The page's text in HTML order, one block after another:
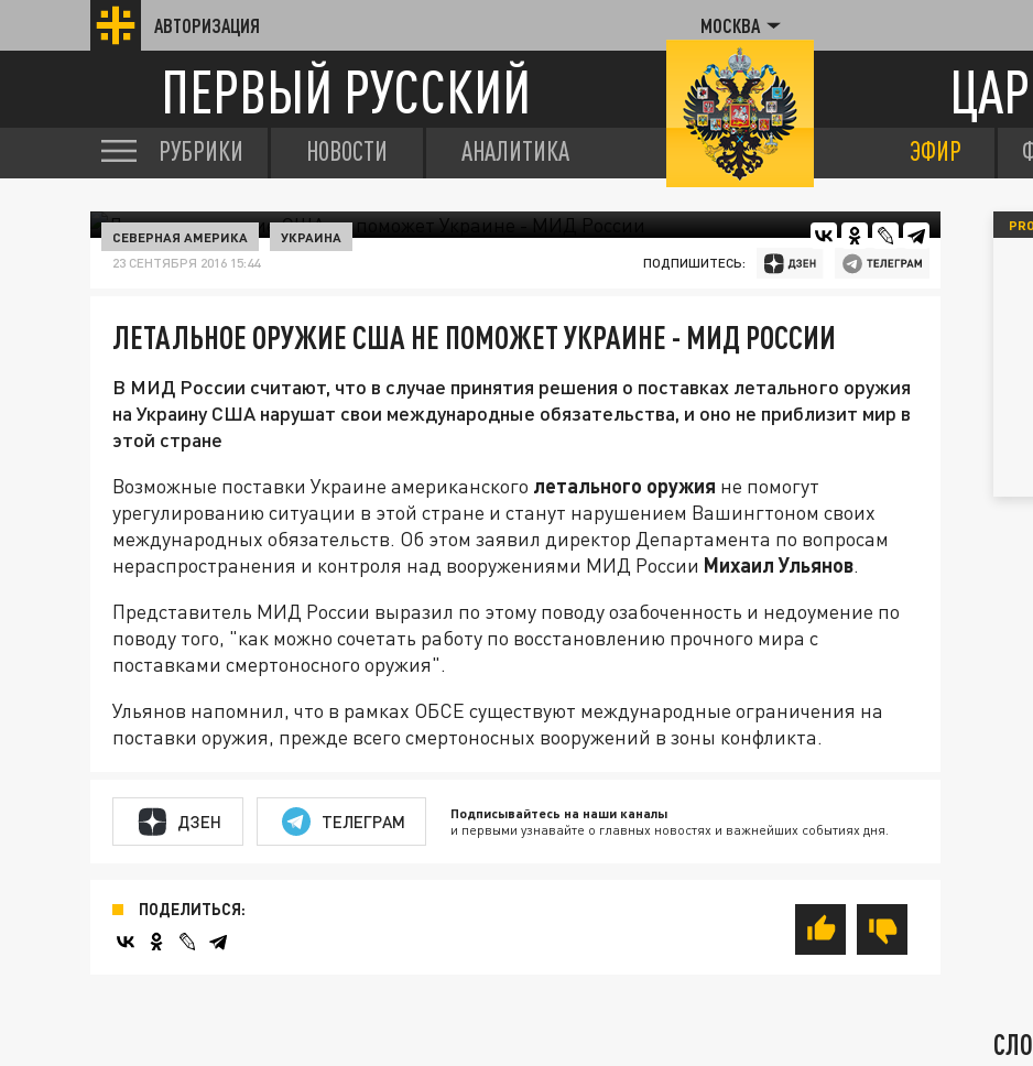
АВТОРИЗАЦИЯ МОСКВА
ПЕРВЫЙ РУССКИЙ
РУБРИКИ НОВОСТИ АНАЛИТИКА ЭФИР
СЕВЕРНАЯ АМЕРИКА УКРАИНА
23 СЕНТЯБРЯ 2016 15:44 ПОДПИШИТЕСЬ:
ЛЕТАЛЬНОЕ ОРУЖИЕ США НЕ ПОМОЖЕТ УКРАИНЕ - МИД РОССИИ
В МИД России считают, что в случае принятия решения о поставках летального оружия
на Украину США нарушат свои международные обязательства, и оно не приблизит мир в
этой стране
Возможные поставки Украине американского летального оружия не помогут
урегулированию ситуации в этой стране и станут нарушением Вашингтоном своих
международных обязательств. Об этом заявил директор Департамента по вопросам
нераспространения и контроля над вооружениями МИД России Михаил Ульянов.
Представитель МИД России выразил по этому поводу озабоченность и недоумение по
поводу того, "как можно сочетать работу по восстановлению прочного мира с
поставками смертоносного оружия".
Ульянов напомнил, что в рамках ОБСЕ существуют международные ограничения на
поставки оружия, прежде всего смертоносных вооружений в зоны конфликта.
ДЗЕН ТЕЛЕГРАМ Подписывайтесь на наши каналы
и первыми узнавайте о главных новостях и важнейших событиях дня.
ПОДЕЛИТЬСЯ: